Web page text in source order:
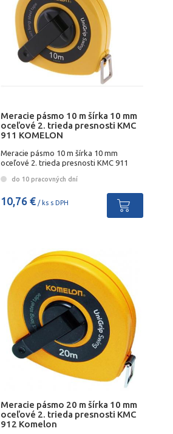
Meracie pásmo 10 m šírka 10 mm
oceľové 2. trieda presnosti KMC
911 KOMELON
Meracie pásmo 10 m šírka 10 mm
oceľové 2. trieda presnosti KMC 911
do 10 pracovných dní
10,76 € / ks s DPH
Meracie pásmo 20 m šírka 10 mm
oceľové 2. trieda presnosti KMC
912 Komelon